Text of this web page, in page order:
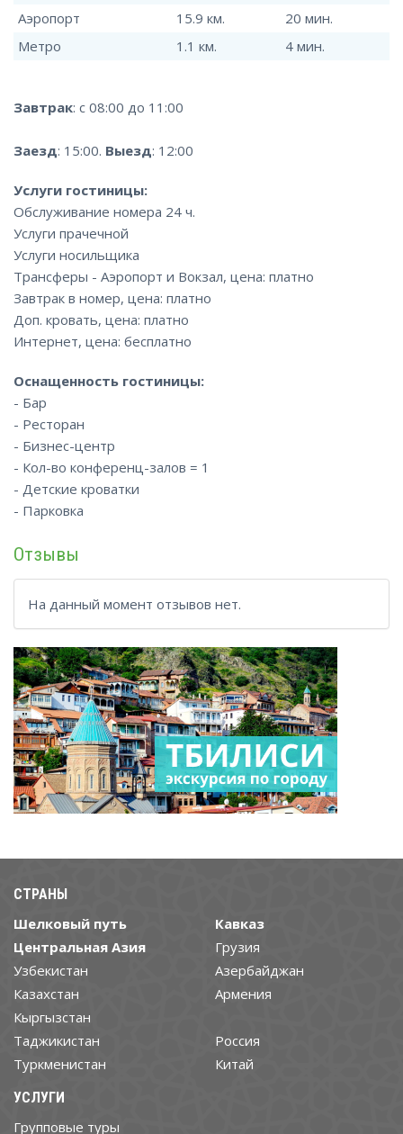
Аэропорт
15.9 км.
20 мин.
Метро
1.1 км. 4 мин.
Завтрак: с 08:00 до 11:00
Заезд: 15:00. Выезд: 12:00
Услуги гостиницы:
Обслуживание номера 24 ч.
Услуги прачечной
Услуги носильщика
Трансферы - Аэропорт и Вокзал, цена: платно
Завтрак в номер, цена: платно
Доп. кровать, цена: платно
Интернет, цена: бесплатно
Оснащенность гостиницы:
- Бар
- Ресторан
- Бизнес-центр
- Кол-во конференц-залов = 1
- Детские кроватки
- Парковка
Отзывы
На данный момент отзывов нет.
СТРАНЫ
Шелковый путь
Центральная Азия
Узбекистан
Казахстан
Кыргызстан
Таджикистан
Туркменистан
Кавказ
Грузия
Азербайджан
Армения
Россия
Китай
УСЛУГИ
Групповые туры